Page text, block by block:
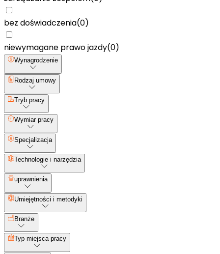
bez doświadczenia(0)
niewymagane prawo jazdy(0)
Wynagrodzenie
Rodzaj umowy
Tryb pracy
Wymiar pracy
Specjalizacja
Technologie i narzędzia
uprawnienia
Umiejętności i metodyki
Branże
Typ miejsca pracy